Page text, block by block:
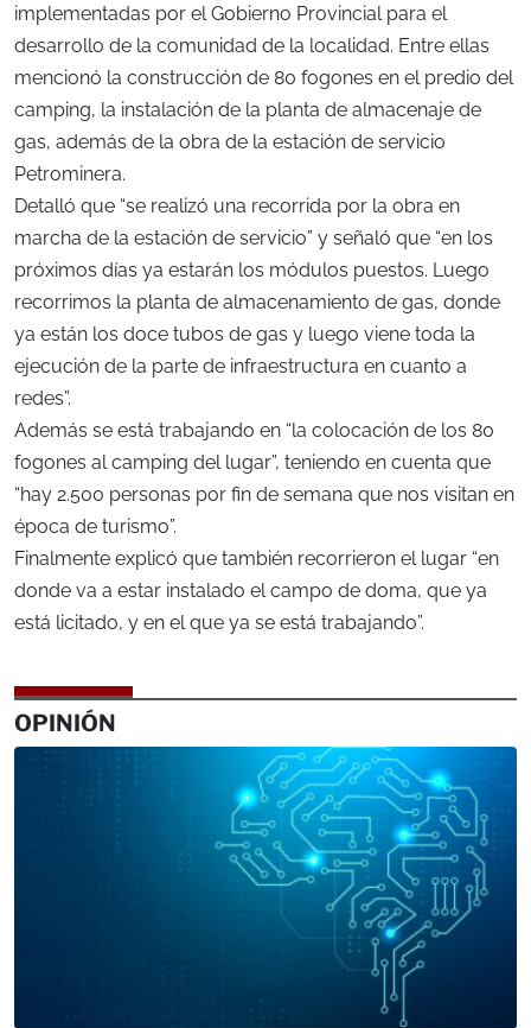
implementadas por el Gobierno Provincial para el
desarrollo de la comunidad de la localidad. Entre ellas
mencionó la construcción de 80 fogones en el predio del
camping, la instalación de la planta de almacenaje de
gas, además de la obra de la estación de servicio
Petrominera.
Detalló que “se realizó una recorrida por la obra en
marcha de la estación de servicio” y señaló que “en los
próximos días ya estarán los módulos puestos. Luego
recorrimos la planta de almacenamiento de gas, donde
ya están los doce tubos de gas y luego viene toda la
ejecución de la parte de infraestructura en cuanto a
redes”.
Además se está trabajando en “la colocación de los 80
fogones al camping del lugar”, teniendo en cuenta que
“hay 2.500 personas por fin de semana que nos visitan en
época de turismo”.
Finalmente explicó que también recorrieron el lugar “en
donde va a estar instalado el campo de doma, que ya
está licitado, y en el que ya se está trabajando”.
OPINIÓN